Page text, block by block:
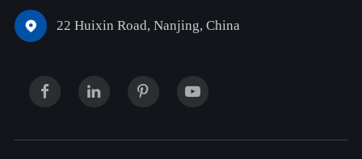
 22 Huixin Road, Nanjing, China